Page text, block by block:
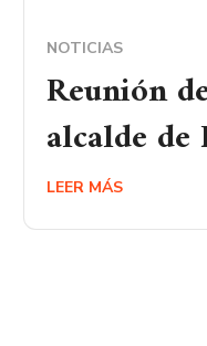
NOTICIAS
Reunión
alcalde
LEER MÁS